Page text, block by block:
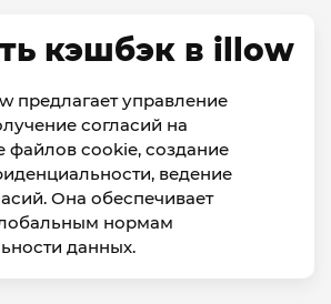
кэшбэк в illow
предлагает управление
согласий на
файлов cookie, создание
ведение
Она обеспечивает
нормам
данных.